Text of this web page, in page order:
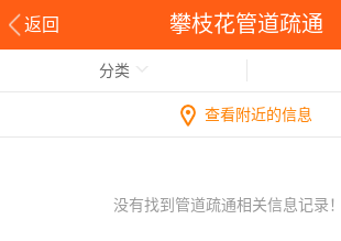
返回 攀枝花管道疏通
分类
查看附近的信息
没有找到管道疏通相关信息记录！